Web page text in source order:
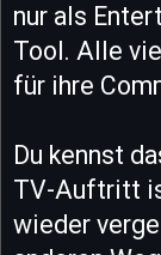
nur als
Tool. Alle
für ihre
Du kennst
TV-Auftritt
wieder